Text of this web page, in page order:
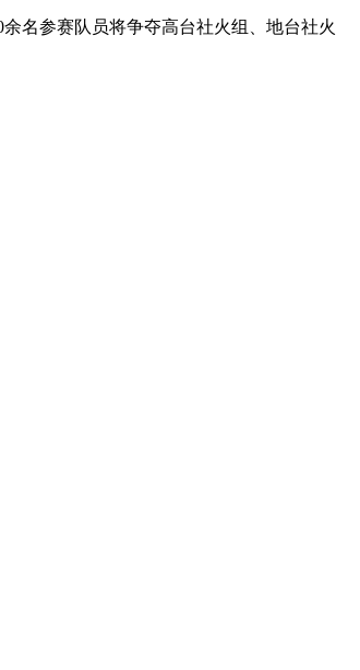
名参赛队员将争夺高台社火组、地台社火